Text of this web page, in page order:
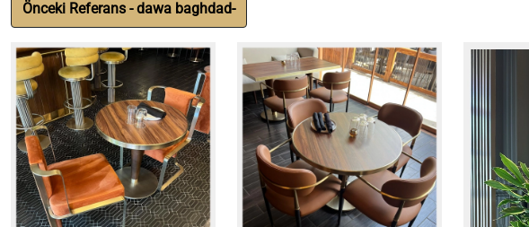
Önceki Referans - dawa baghdad-